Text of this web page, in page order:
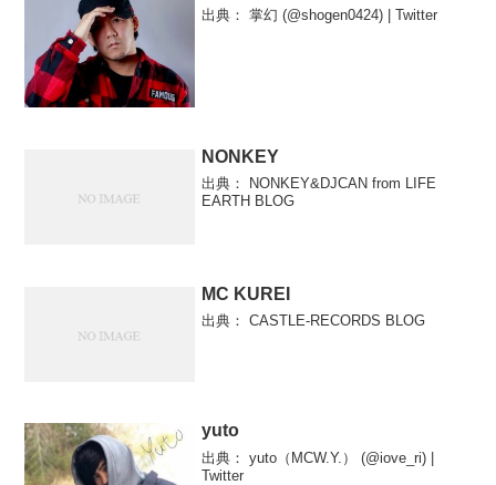
出典： 掌幻 (@shogen0424) | Twitter
NONKEY
出典： NONKEY&DJCAN from LIFE
EARTH BLOG
MC KUREI
出典： CASTLE-RECORDS BLOG
yuto
出典： yuto（MCW.Y.） (@iove_ri) |
Twitter